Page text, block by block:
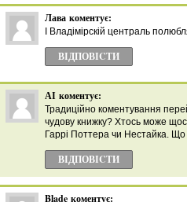
Лава коментує:
І Владімірскій централь
ВІДПОВІCТИ
АІ коментує:
Традиційно коментування
чудову книжку? Хтось може
Гаррі Поттера чи Нестайка.
ВІДПОВІCТИ
Blade коментує: